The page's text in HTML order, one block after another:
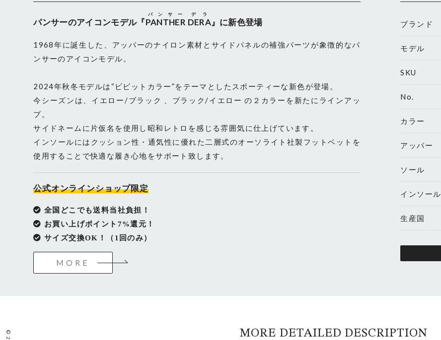
パンサーのアイコンモデル『PANTHER
パンサー
DERA
デラ
』に新色登場
1968年に誕生した、アッパーのナイロン素材とサイドパネルの補強パーツが象徴的なパ
ンサーのアイコンモデル。
2024年秋冬モデルは“ビビットカラー”をテーマとしたスポーティーな新色が登場。
今シーズンは、イエロー/ブラック 、ブラック/イエロー の２カラーを新たにラインアッ
プ。
サイドネームに片仮名を使用し昭和レトロを感じる雰囲気に仕上げています。
インソールにはクッション性・通気性に優れた二層式のオーソライト社製フットベットを
使用することで快適な履き心地をサポート致します。
公式オンラインショップ限定
全国どこでも送料当社負担！
お買い上げポイント7%還元！
サイズ交換OK！（1回のみ）
MORE
ブランド
モデル
SKU
No.
カラー
アッパー
ソール
インソール
生産国
MORE DETAILED DESCRIPTION
©